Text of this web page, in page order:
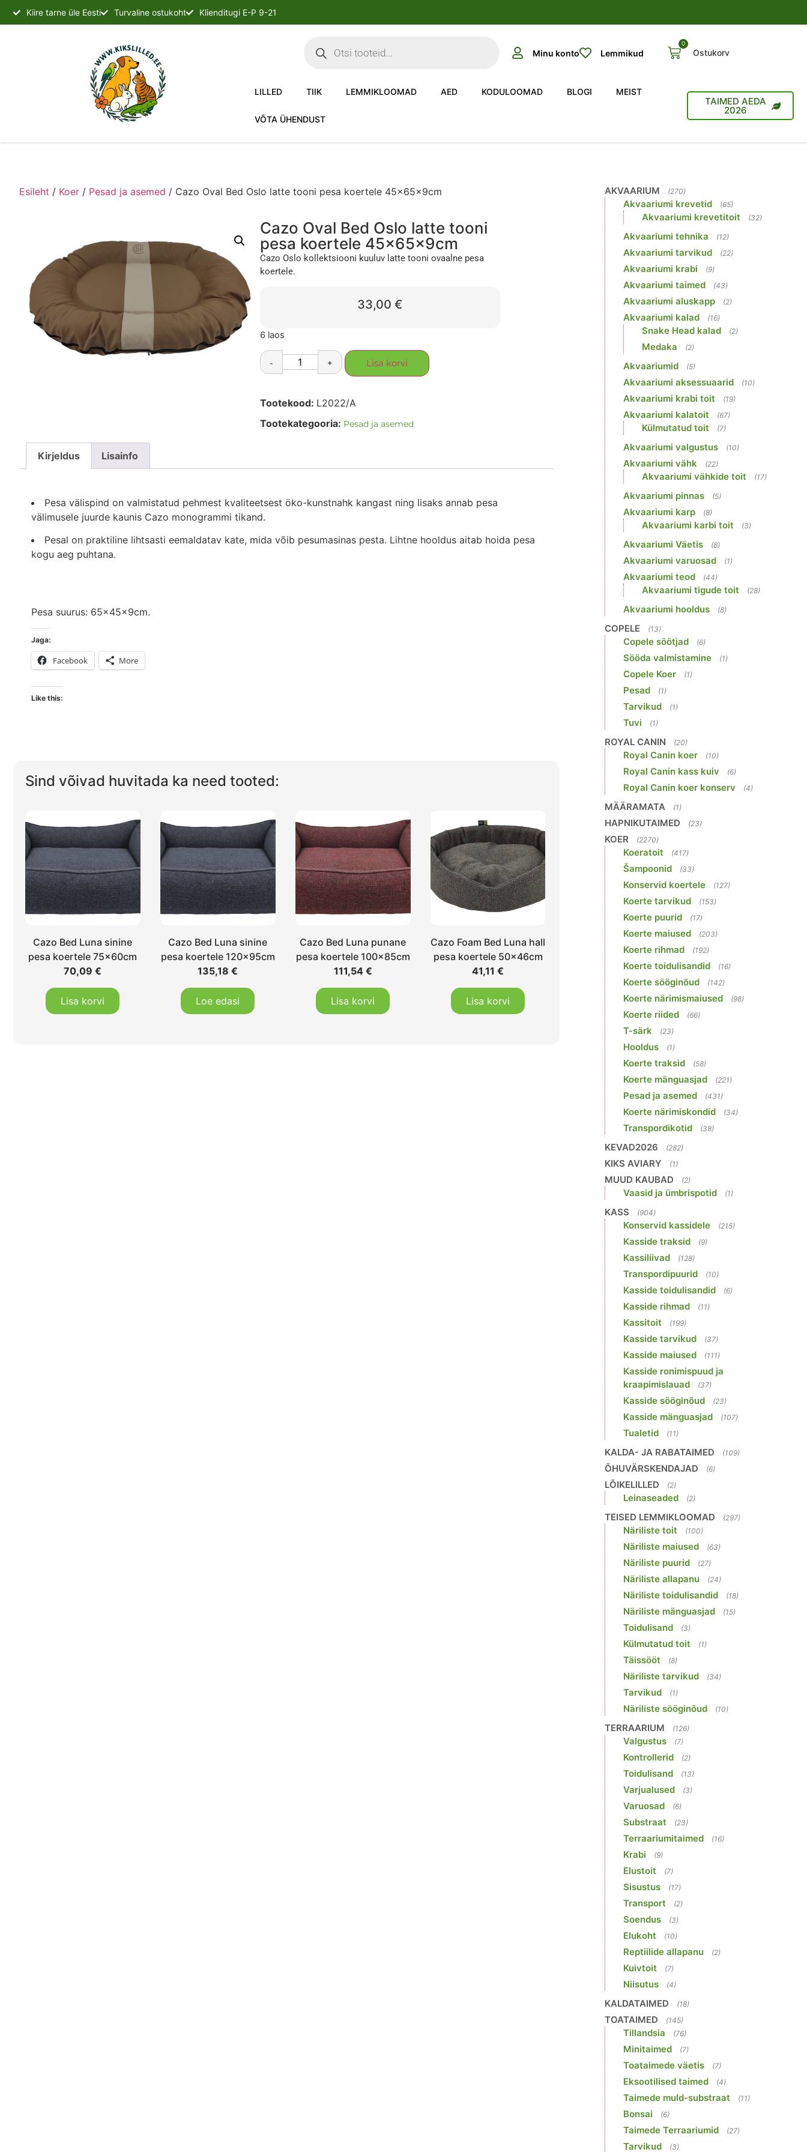
Kiire tarne üle Eesti Turvaline ostukoht Klienditugi E-P 9-21
Minu konto Lemmikud
0
Ostukorv
LILLED TIIK LEMMIKLOOMAD AED KODULOOMAD BLOGI MEIST
VÕTA ÜHENDUST
TAIMED AEDA
2026
Esileht / Koer / Pesad ja asemed / Cazo Oval Bed Oslo latte tooni pesa koertele 45x65x9cm
Cazo Oval Bed Oslo latte tooni
pesa koertele 45x65x9cm
Cazo Oslo kollektsiooni kuuluv latte tooni ovaalne pesa
koertele.
33,00€
6 laos
- + Lisa korvi
Tootekood: L2022/A
Tootekategooria: Pesad ja asemed
Kirjeldus Lisainfo
Pesa välispind on valmistatud pehmest kvaliteetsest öko-kunstnahk kangast ning lisaks annab pesa
välimusele juurde kaunis Cazo monogrammi tikand.
Pesal on praktiline lihtsasti eemaldatav kate, mida võib pesumasinas pesta. Lihtne hooldus aitab hoida pesa
kogu aeg puhtana.
Pesa suurus: 65x45x9cm.
Jaga:
Facebook More
Like this:
Sind võivad huvitada ka need tooted:
Cazo Bed Luna sinine
pesa koertele 75x60cm
70,09€
Lisa korvi
Cazo Bed Luna sinine
pesa koertele 120x95cm
135,18€
Loe edasi
Cazo Bed Luna punane
pesa koertele 100x85cm
111,54 €
Lisa korvi
Cazo Foam Bed Luna hall
pesa koertele 50x46cm
41,11€
Lisa korvi
AKVAARIUM (270)
Akvaariumi krevetid (65)
Akvaariumi krevetitoit (32)
Akvaariumi tehnika (12)
Akvaariumi tarvikud (22)
Akvaariumi krabi (9)
Akvaariumi taimed (43)
Akvaariumi aluskapp (2)
Akvaariumi kalad (16)
Snake Head kalad (2)
Medaka (2)
Akvaariumid (5)
Akvaariumi aksessuaarid (10)
Akvaariumi krabi toit (19)
Akvaariumi kalatoit (67)
Külmutatud toit (7)
Akvaariumi valgustus (10)
Akvaariumi vähk (22)
Akvaariumi vähkide toit (17)
Akvaariumi pinnas (5)
Akvaariumi karp (8)
Akvaariumi karbi toit (3)
Akvaariumi Väetis (8)
Akvaariumi varuosad (1)
Akvaariumi teod (44)
Akvaariumi tigude toit (28)
Akvaariumi hooldus (8)
COPELE (13)
Copele söötjad (6)
Sööda valmistamine (1)
Copele Koer (1)
Pesad (1)
Tarvikud (1)
Tuvi (1)
ROYAL CANIN (20)
Royal Canin koer (10)
Royal Canin kass kuiv (6)
Royal Canin koer konserv (4)
MÄÄRAMATA (1)
HAPNIKUTAIMED (23)
KOER (2270)
Koeratoit (417)
Šampoonid (33)
Konservid koertele (127)
Koerte tarvikud (153)
Koerte puurid (17)
Koerte maiused (203)
Koerte rihmad (192)
Koerte toidulisandid (16)
Koerte sööginõud (142)
Koerte närimismaiused (98)
Koerte riided (66)
T-särk (23)
Hooldus (1)
Koerte traksid (58)
Koerte mänguasjad (221)
Pesad ja asemed (431)
Koerte närimiskondid (34)
Transpordikotid (38)
KEVAD2026 (282)
KIKS AVIARY (1)
MUUD KAUBAD (2)
Vaasid ja ümbrispotid (1)
KASS (904)
Konservid kassidele (215)
Kasside traksid (9)
Kassiliivad (128)
Transpordipuurid (10)
Kasside toidulisandid (6)
Kasside rihmad (11)
Kassitoit (199)
Kasside tarvikud (37)
Kasside maiused (111)
Kasside ronimispuud ja
kraapimislauad
(37)
Kasside sööginõud (23)
Kasside mänguasjad (107)
Tualetid (11)
KALDA- JA RABATAIMED (109)
ÕHUVÄRSKENDAJAD (6)
LÕIKELILLED (2)
Leinaseaded (2)
TEISED LEMMIKLOOMAD (297)
Näriliste toit (100)
Näriliste maiused (63)
Näriliste puurid (27)
Näriliste allapanu (24)
Näriliste toidulisandid (18)
Näriliste mänguasjad (15)
Toidulisand (3)
Külmutatud toit (1)
Täissööt (8)
Näriliste tarvikud (34)
Tarvikud (1)
Näriliste sööginõud (10)
TERRAARIUM (126)
Valgustus (7)
Kontrollerid (2)
Toidulisand (13)
Varjualused (3)
Varuosad (6)
Substraat (23)
Terraariumitaimed (16)
Krabi (9)
Elustoit (7)
Sisustus (17)
Transport (2)
Soendus (3)
Elukoht (10)
Reptiilide allapanu (2)
Kuivtoit (7)
Niisutus (4)
KALDATAIMED (18)
TOATAIMED (145)
Tillandsia (76)
Minitaimed (7)
Toataimede väetis (7)
Eksootilised taimed (4)
Taimede muld-substraat (11)
Bonsai (6)
Taimede Terraariumid (27)
Tarvikud (3)